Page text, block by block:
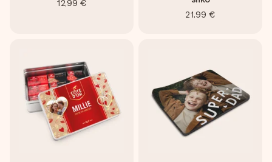
12,99 €
21,99 €